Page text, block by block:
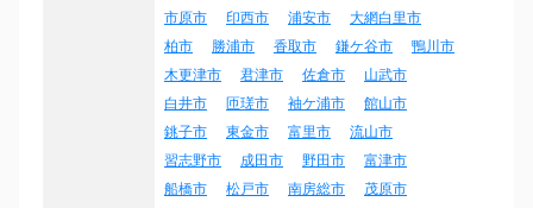
市原市
印西市 浦安市
大網白里市
柏市
勝浦市 香取市 鎌ケ谷市
鴨川市
木更津市
君津市 佐倉市
山武市
白井市
匝瑳市 袖ケ浦市
館山市
銚子市
東金市 富里市
流山市
習志野市
成田市 野田市
富津市
船橋市
松戸市 南房総市
茂原市